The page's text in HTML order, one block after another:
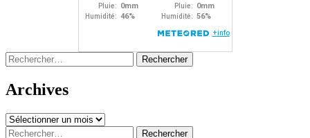
Rechercher :
Archives
Archives
Rechercher :